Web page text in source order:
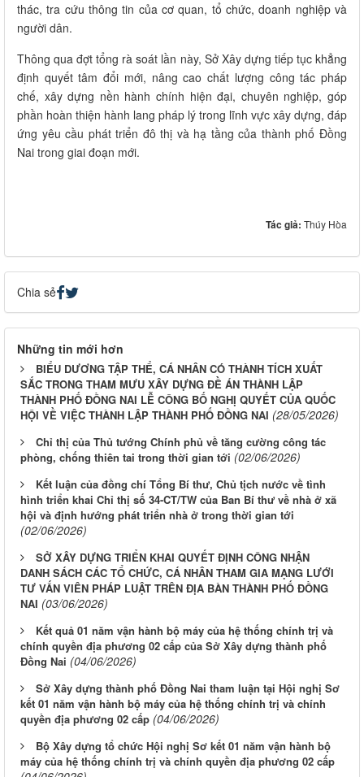
thác, tra cứu thông tin của cơ quan, tổ chức, doanh nghiệp và
người dân.
Thông qua đợt tổng rà soát lần này, Sở Xây dựng tiếp tục khẳng
định quyết tâm đổi mới, nâng cao chất lượng công tác pháp
chế, xây dựng nền hành chính hiện đại, chuyên nghiệp, góp
phần hoàn thiện hành lang pháp lý trong lĩnh vực xây dựng, đáp
ứng yêu cầu phát triển đô thị và hạ tầng của thành phố Đồng
Nai trong giai đoạn mới.
Tác giả: Thúy Hòa
Chia sẻ
Những tin mới hơn
BIỂU DƯƠNG TẬP THỂ, CÁ NHÂN CÓ THÀNH TÍCH XUẤT
SẮC TRONG THAM MƯU XÂY DỰNG ĐỀ ÁN THÀNH LẬP
THÀNH PHỐ ĐỒNG NAI LỄ CÔNG BỐ NGHỊ QUYẾT CỦA QUỐC
HỘI VỀ VIỆC THÀNH LẬP THÀNH PHỐ ĐỒNG NAI (28/05/2026)
Chỉ thị của Thủ tướng Chính phủ về tăng cường công tác
phòng, chống thiên tai trong thời gian tới (02/06/2026)
Kết luận của đồng chí Tổng Bí thư, Chủ tịch nước về tình
hình triển khai Chỉ thị số 34-CT/TW của Ban Bí thư về nhà ở xã
hội và định hướng phát triển nhà ở trong thời gian tới
(02/06/2026)
SỞ XÂY DỰNG TRIỂN KHAI QUYẾT ĐỊNH CÔNG NHẬN
DANH SÁCH CÁC TỔ CHỨC, CÁ NHÂN THAM GIA MẠNG LƯỚI
TƯ VẤN VIÊN PHÁP LUẬT TRÊN ĐỊA BÀN THÀNH PHỐ ĐỒNG
NAI (03/06/2026)
Kết quả 01 năm vận hành bộ máy của hệ thống chính trị và
chính quyền địa phương 02 cấp của Sở Xây dựng thành phố
Đồng Nai (04/06/2026)
Sở Xây dựng thành phố Đồng Nai tham luận tại Hội nghị Sơ
kết 01 năm vận hành bộ máy của hệ thống chính trị và chính
quyền địa phương 02 cấp (04/06/2026)
Bộ Xây dựng tổ chức Hội nghị Sơ kết 01 năm vận hành bộ
máy của hệ thống chính trị và chính quyền địa phương 02 cấp